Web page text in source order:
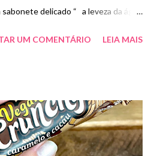
delicado “ a leveza da água
com espuma cremosa e não
UM COMENTÁRIO LEIA MAIS